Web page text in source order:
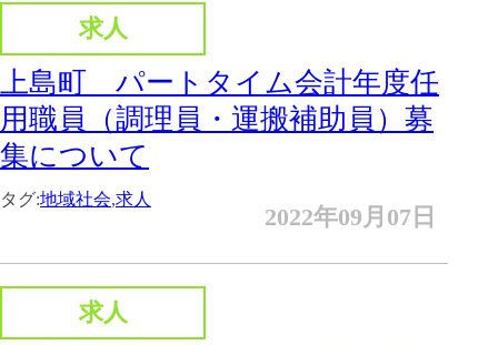
求人
上島町 パートタイム会計年度任
用職員（調理員・運搬補助員）募
集について
タグ:地域社会,求人
2022年09月07日
求人